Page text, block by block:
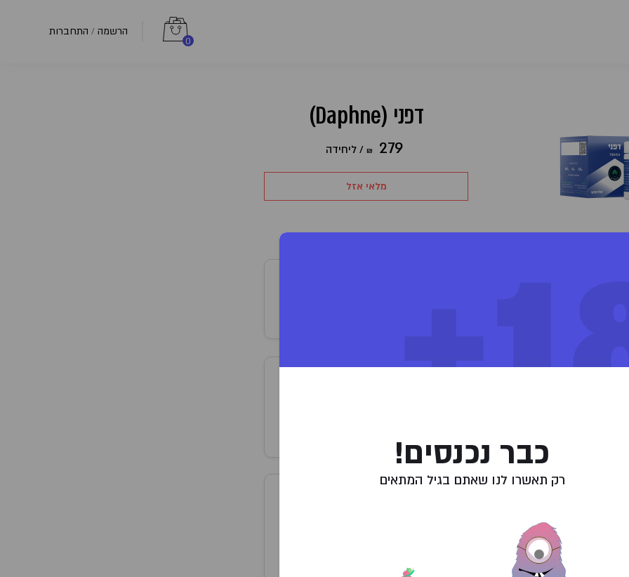
0
הרשמה / התחברות
דפני (Daphne)
279
₪
/ ליחידה
מלאי אזל
ואחסנה
במקום קריר ויבש, בטמפרטורת החדר.
מחשיפה לאור.
לאחסן הרחק מהישג ידם של ילדים או כל אדם אשר תרופה זו אינה מיועדת לו.
כבר נכנסים!
רק תאשרו לנו שאתם בגיל המתאים